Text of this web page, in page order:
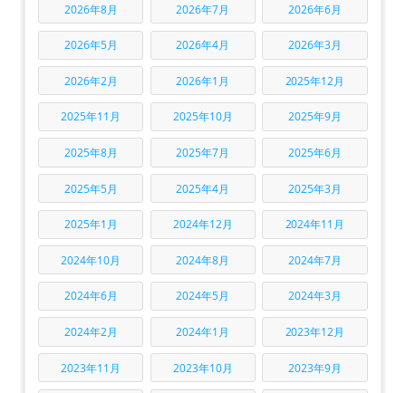
2026年8月 2026年7月 2026年6月
2026年5月 2026年4月 2026年3月
2026年2月 2026年1月 2025年12月
2025年11月 2025年10月 2025年9月
2025年8月 2025年7月 2025年6月
2025年5月 2025年4月 2025年3月
2025年1月 2024年12月 2024年11月
2024年10月 2024年8月 2024年7月
2024年6月 2024年5月 2024年3月
2024年2月 2024年1月 2023年12月
2023年11月 2023年10月 2023年9月